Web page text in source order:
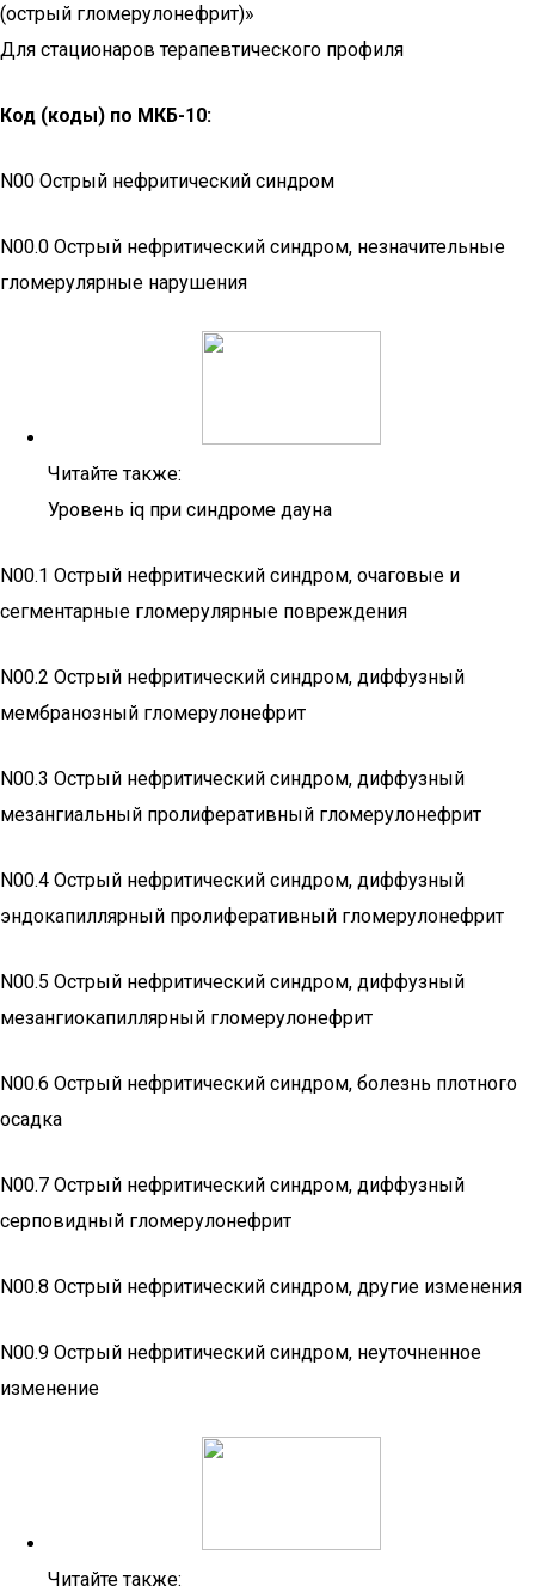
(острый гломерулонефрит)»
Для стационаров терапевтического профиля
Код (коды) по МКБ-10:
N00 Острый нефритический синдром
N00.0 Острый нефритический синдром, незначительные
гломерулярные нарушения
Читайте также:
Уровень iq при синдроме дауна
N00.1 Острый нефритический синдром, очаговые и
сегментарные гломерулярные повреждения
N00.2 Острый нефритический синдром, диффузный
мембранозный гломерулонефрит
N00.3 Острый нефритический синдром, диффузный
мезангиальный пролиферативный гломерулонефрит
N00.4 Острый нефритический синдром, диффузный
эндокапиллярный пролиферативный гломерулонефрит
N00.5 Острый нефритический синдром, диффузный
мезангиокапиллярный гломерулонефрит
N00.6 Острый нефритический синдром, болезнь плотного
осадка
N00.7 Острый нефритический синдром, диффузный
серповидный гломерулонефрит
N00.8 Острый нефритический синдром, другие изменения
N00.9 Острый нефритический синдром, неуточненное
изменение
Читайте также: